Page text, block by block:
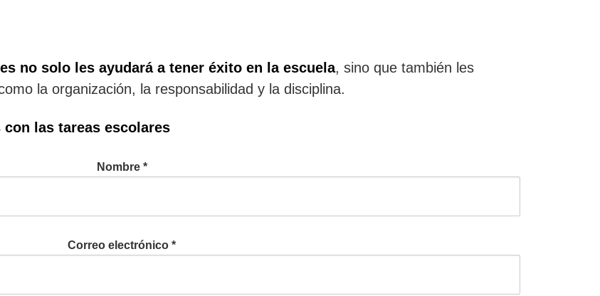
no solo les ayudará a tener éxito en la escuela, sino que también les
la organización, la responsabilidad y la disciplina.
las tareas escolares
Nombre *
Correo electrónico *